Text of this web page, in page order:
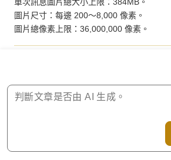
圖片尺寸：每邊 200～8,000 像素。
圖片總像素上限：36,000,000 像素。